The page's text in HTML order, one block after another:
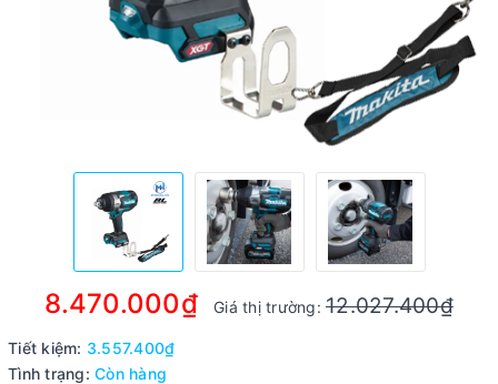
8.470.000₫ Giá thị trường: 12.027.400₫
Tiết kiệm: 3.557.400₫
Tình trạng: Còn hàng